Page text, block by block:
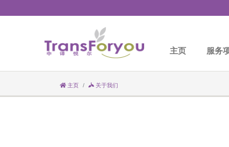
主页 服务
主页 关于我们